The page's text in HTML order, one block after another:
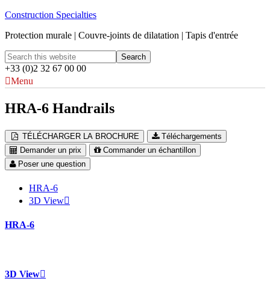
Construction Specialties
Protection murale | Couvre-joints de dilatation | Tapis d'entrée
+33 (0)2 32 67 00 00
Menu
HRA-6 Handrails
TÉLÉCHARGER LA BROCHURE
Téléchargements
Demander un prix
Commander un échantillon
Poser une question
HRA-6
3D View
HRA-6
3D View